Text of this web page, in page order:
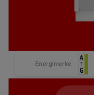
Energimerke